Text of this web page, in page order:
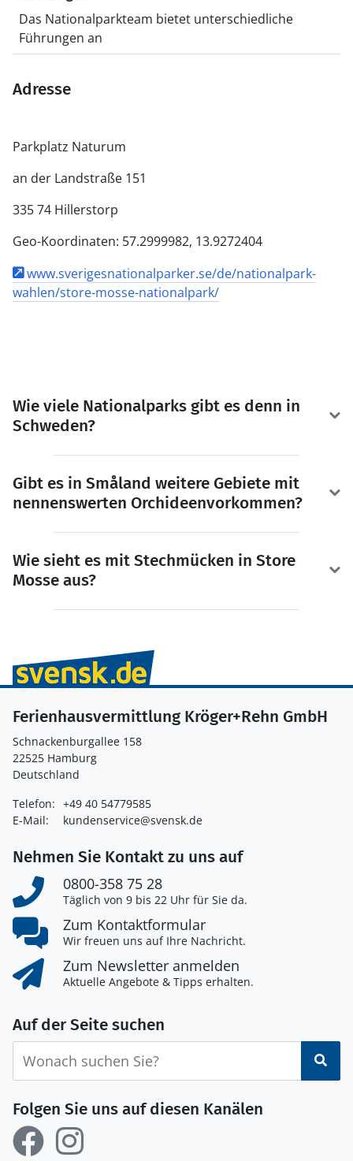
Das Nationalparkteam bietet unterschiedliche
Führungen an
Adresse
Parkplatz Naturum
an der Landstraße 151
335 74 Hillerstorp
Geo-Koordinaten: 57.2999982, 13.9272404
www.sverigesnationalparker.se/de/nationalpark-
wahlen/store-mosse-nationalpark/
Wie viele Nationalparks gibt es denn in
Schweden?
Gibt es in Småland weitere Gebiete mit
nennenswerten Orchideenvorkommen?
Wie sieht es mit Stechmücken in Store
Mosse aus?
Ferienhausvermittlung Kröger+Rehn GmbH
Schnackenburgallee 158
22525 Hamburg
Deutschland
Telefon: +49 40 54779585
E-Mail:
kundenservice@svensk.de
Nehmen Sie Kontakt zu uns auf
0800-358 75 28
Täglich von 9 bis 22 Uhr für Sie da.
Zum Kontaktformular
Wir freuen uns auf Ihre Nachricht.
Zum Newsletter anmelden
Aktuelle Angebote & Tipps erhalten.
Auf der Seite suchen
Folgen Sie uns auf diesen Kanälen